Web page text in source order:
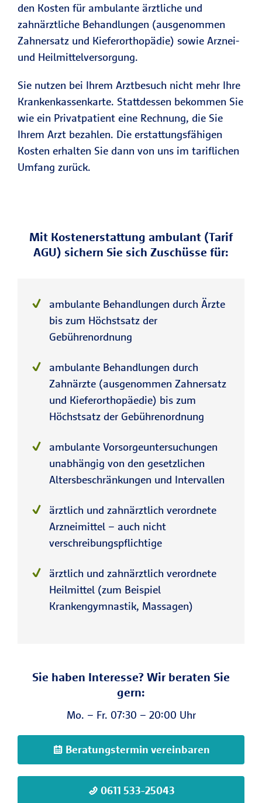
den Kosten für ambulante ärztliche und
zahnärztliche Behandlungen (ausgenommen
Zahnersatz und Kieferorthopädie) sowie Arznei-
und Heilmittelversorgung.
Sie nutzen bei Ihrem Arztbesuch nicht mehr Ihre
Krankenkassenkarte. Stattdessen bekommen Sie
wie ein Privatpatient eine Rechnung, die Sie
Ihrem Arzt bezahlen. Die erstattungsfähigen
Kosten erhalten Sie dann von uns im tariflichen
Umfang zurück.
Mit Kostenerstattung ambulant (Tarif
AGU) sichern Sie sich Zuschüsse für:
ambulante Behandlungen durch Ärzte
bis zum Höchstsatz der
Gebührenordnung
ambulante Behandlungen durch
Zahnärzte (ausgenommen Zahnersatz
und Kieferorthopäedie) bis zum
Höchstsatz der Gebührenordnung
ambulante Vorsorgeuntersuchungen
unabhängig von den gesetzlichen
Altersbeschränkungen und Intervallen
ärztlich und zahnärztlich verordnete
Arzneimittel – auch nicht
verschreibungspflichtige
ärztlich und zahnärztlich verordnete
Heilmittel (zum Beispiel
Krankengymnastik, Massagen)
Sie haben Interesse? Wir beraten Sie
gern:
Mo. – Fr. 07:30 – 20:00 Uhr
Beratungstermin vereinbaren
0611 533-25043